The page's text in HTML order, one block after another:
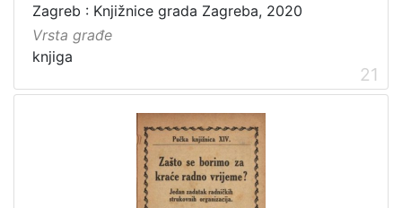
Zagreb : Knjižnice grada Zagreba, 2020
Vrsta građe
knjiga
21